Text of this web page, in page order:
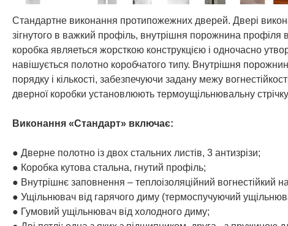
Стандартне виконання протипожежних дверей. Двері
зігнутого в важкий профіль, внутрішня порожнина
коробка являеться жорсткою конструкцією і одночасно
навішується полотно коробчатого типу. Внутрішня
порядку і кількості, забезпечуючи задану межу
дверної коробки установлюють термоущільнювальну
Виконання «Стандарт» включає:
● Дверне полотно із двох стальних листів, 3 антизрізи;
● Коробка кутова стальна, гнутий профіль;
● Внутрішнє заповнення – теплоізоляційний вогнестійкий
● Ущільнювач від гарячого диму (термоспучуючий
● Гумовий ущільнювач від холодного диму;